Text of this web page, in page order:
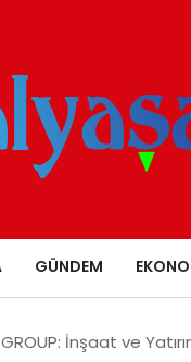
GÜNDEM
GROUP: İnşaat ve